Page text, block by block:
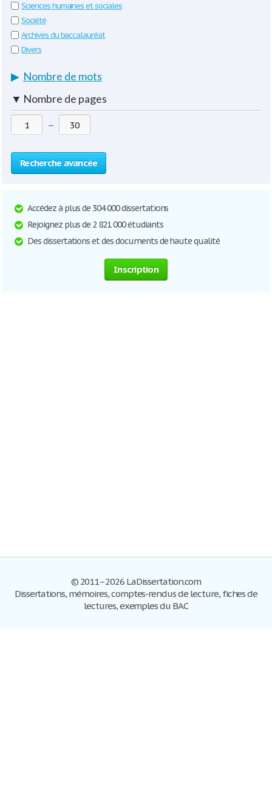
Sciences humaines et sociales
Société
Archives du baccalauréat
Divers
▶ Nombre de mots
▼ Nombre de pages
—
Recherche avancée
Accédez à plus de 304 000 dissertations
Rejoignez plus de 2 821 000 étudiants
Des dissertations et des documents de haute qualité
Inscription
© 2011–2026 LaDissertation.com
Dissertations, mémoires, comptes-rendus de lecture, fiches de
lectures, exemples du BAC